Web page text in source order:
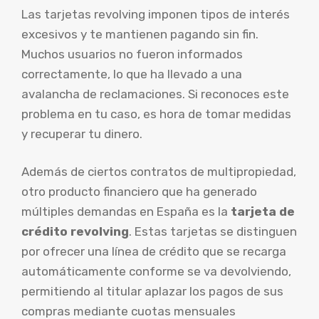
Las tarjetas revolving imponen tipos de interés
excesivos y te mantienen pagando sin fin.
Muchos usuarios no fueron informados
correctamente, lo que ha llevado a una
avalancha de reclamaciones. Si reconoces este
problema en tu caso, es hora de tomar medidas
y recuperar tu dinero.
Además de ciertos contratos de multipropiedad,
otro producto financiero que ha generado
múltiples demandas en España es la tarjeta de
crédito revolving. Estas tarjetas se distinguen
por ofrecer una línea de crédito que se recarga
automáticamente conforme se va devolviendo,
permitiendo al titular aplazar los pagos de sus
compras mediante cuotas mensuales